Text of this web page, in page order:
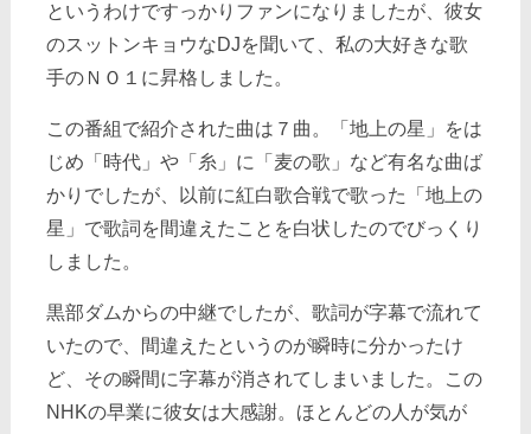
というわけですっかりファンになりましたが、彼女
のスットンキョウなDJを聞いて、私の大好きな歌
手のＮＯ１に昇格しました。
この番組で紹介された曲は７曲。「地上の星」をは
じめ「時代」や「糸」に「麦の歌」など有名な曲ば
かりでしたが、以前に紅白歌合戦で歌った「地上の
星」で歌詞を間違えたことを白状したのでびっくり
しました。
黒部ダムからの中継でしたが、歌詞が字幕で流れて
いたので、間違えたというのが瞬時に分かったけ
ど、その瞬間に字幕が消されてしまいました。この
NHKの早業に彼女は大感謝。ほとんどの人が気が